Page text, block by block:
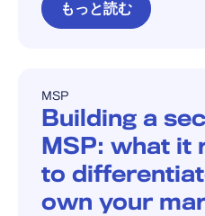
もっと読む
ブログ
MSP
Building a
MSP: what it
to
own your